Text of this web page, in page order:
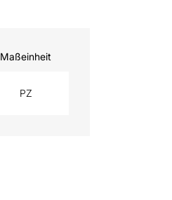
Maßeinheit
PZ